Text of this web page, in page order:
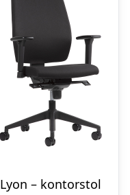
Lyon – kontorstol